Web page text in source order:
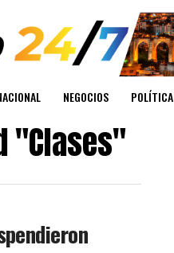
NEGOCIOS POLÍTICA
"Clases"